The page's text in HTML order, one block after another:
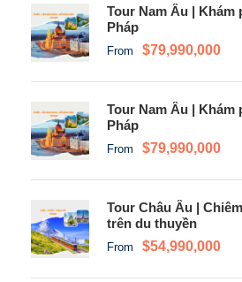
Tour Nam Âu |
Pháp
From $79,990,000
Tour Nam Âu |
Pháp
From $79,990,000
Tour Châu Âu |
trên du thuyền
From $54,990,000